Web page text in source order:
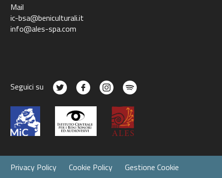
Mail
ic-bsa@beniculturali.it
info@ales-spa.com
Seguici su
Privacy Policy Cookie Policy Gestione Cookie